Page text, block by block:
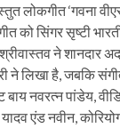
लोकगीत ‘गवना
को सिंगर सृष्टी
ने शानदार
ने लिखा है, जबकि
बाय नवरत्न पांडेय,
एंड नवीन,